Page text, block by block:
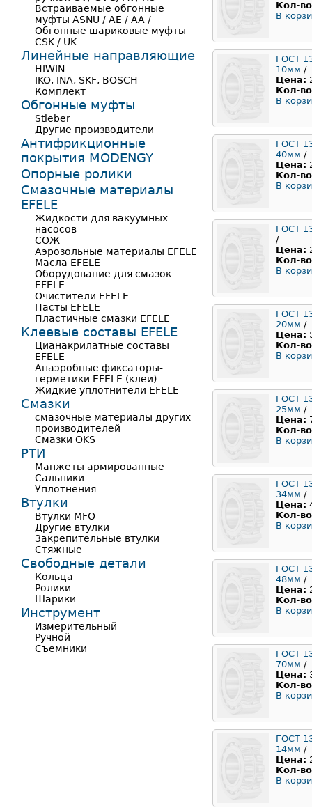
Кол-
В
ГОСТ
10мм /
Цена:
Кол-
В
ГОСТ
40мм /
Цена:
Кол-
В
ГОСТ
/
Цена:
Кол-
В
ГОСТ
20мм /
Цена:
Кол-
В
ГОСТ
25мм /
Цена:
Кол-
В
ГОСТ
34мм /
Цена:
Кол-
В
ГОСТ
48мм /
Цена:
Кол-
В
ГОСТ
70мм /
Цена:
Кол-
В
ГОСТ
14мм /
Цена:
Кол-
В
Встраиваемые обгонные
муфты ASNU / AE / AA /
Обгонные шариковые муфты
CSK / UK
Линейные направляющие
HIWIN
IKO, INA, SKF, BOSCH
Комплект
Обгонные муфты
Stieber
Другие производители
Антифрикционные
покрытия MODENGY
Опорные ролики
Смазочные материалы
EFELE
Жидкости для вакуумных
насосов
СОЖ
Аэрозольные материалы EFELE
Масла EFELE
Оборудование для смазок
EFELE
Очистители EFELE
Пасты EFELE
Пластичные смазки EFELE
Клеевые составы EFELE
Цианакрилатные составы
EFELE
Анаэробные фиксаторы-
герметики EFELE (клеи)
Жидкие уплотнители EFELE
Смазки
смазочные материалы других
производителей
Смазки OKS
РТИ
Манжеты армированные
Сальники
Уплотнения
Втулки
Втулки MFO
Другие втулки
Закрепительные втулки
Стяжные
Свободные детали
Кольца
Ролики
Шарики
Инструмент
Измерительный
Ручной
Съемники